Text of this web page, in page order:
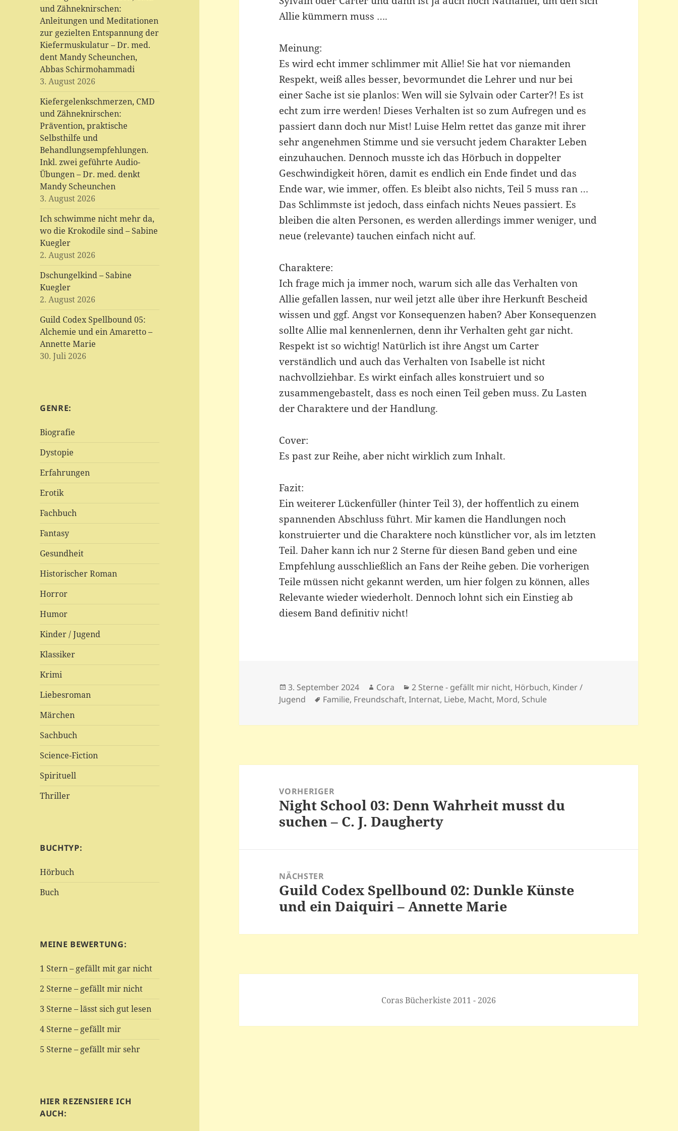
und Zähneknirschen:
Anleitungen und Meditationen
zur gezielten Entspannung der
Kiefermuskulatur – Dr. med.
dent Mandy Scheunchen,
Abbas Schirmohammadi
3. August 2026
Kiefergelenkschmerzen, CMD
und Zähneknirschen:
Prävention, praktische
Selbsthilfe und
Behandlungsempfehlungen.
Inkl. zwei geführte Audio-
Übungen – Dr. med. denkt
Mandy Scheunchen
3. August 2026
Ich schwimme nicht mehr da,
wo die Krokodile sind – Sabine
Kuegler
2. August 2026
Dschungelkind – Sabine
Kuegler
2. August 2026
Guild Codex Spellbound 05:
Alchemie und ein Amaretto –
Annette Marie
30. Juli 2026
GENRE:
Biografie
Dystopie
Erfahrungen
Erotik
Fachbuch
Fantasy
Gesundheit
Historischer Roman
Horror
Humor
Kinder / Jugend
Klassiker
Krimi
Liebesroman
Märchen
Sachbuch
Science-Fiction
Spirituell
Thriller
BUCHTYP:
Hörbuch
Buch
MEINE BEWERTUNG:
1 Stern – gefällt mit gar nicht
2 Sterne – gefällt mir nicht
3 Sterne – lässt sich gut lesen
4 Sterne – gefällt mir
5 Sterne – gefällt mir sehr
HIER REZENSIERE ICH
AUCH:
Allie kümmern muss ….
Meinung:
Es wird echt immer schlimmer mit Allie! Sie hat vor niemanden
Respekt, weiß alles besser, bevormundet die Lehrer und nur bei
einer Sache ist sie planlos: Wen will sie Sylvain oder Carter?! Es ist
echt zum irre werden! Dieses Verhalten ist so zum Aufregen und es
passiert dann doch nur Mist! Luise Helm rettet das ganze mit ihrer
sehr angenehmen Stimme und sie versucht jedem Charakter Leben
einzuhauchen. Dennoch musste ich das Hörbuch in doppelter
Geschwindigkeit hören, damit es endlich ein Ende findet und das
Ende war, wie immer, offen. Es bleibt also nichts, Teil 5 muss ran …
Das Schlimmste ist jedoch, dass einfach nichts Neues passiert. Es
bleiben die alten Personen, es werden allerdings immer weniger, und
neue (relevante) tauchen einfach nicht auf.
Charaktere:
Ich frage mich ja immer noch, warum sich alle das Verhalten von
Allie gefallen lassen, nur weil jetzt alle über ihre Herkunft Bescheid
wissen und ggf. Angst vor Konsequenzen haben? Aber Konsequenzen
sollte Allie mal kennenlernen, denn ihr Verhalten geht gar nicht.
Respekt ist so wichtig! Natürlich ist ihre Angst um Carter
verständlich und auch das Verhalten von Isabelle ist nicht
nachvollziehbar. Es wirkt einfach alles konstruiert und so
zusammengebastelt, dass es noch einen Teil geben muss. Zu Lasten
der Charaktere und der Handlung.
Cover:
Es past zur Reihe, aber nicht wirklich zum Inhalt.
Fazit:
Ein weiterer Lückenfüller (hinter Teil 3), der hoffentlich zu einem
spannenden Abschluss führt. Mir kamen die Handlungen noch
konstruierter und die Charaktere noch künstlicher vor, als im letzten
Teil. Daher kann ich nur 2 Sterne für diesen Band geben und eine
Empfehlung ausschließlich an Fans der Reihe geben. Die vorherigen
Teile müssen nicht gekannt werden, um hier folgen zu können, alles
Relevante wieder wiederholt. Dennoch lohnt sich ein Einstieg ab
diesem Band definitiv nicht!
Veröffentlicht
am
3. September 2024 Autor
Cora Kategorien
2 Sterne - gefällt mir nicht, Hörbuch, Kinder /
Jugend
Schlagwörter
Familie, Freundschaft,Internat, Liebe, Macht, Mord, Schule
VORHERIGER
Vorheriger
Beitrag:
Night School 03: Denn Wahrheit musst du
suchen – C. J. Daugherty
NÄCHSTER
Nächster
Beitrag:
Guild Codex Spellbound 02: Dunkle Künste
und ein Daiquiri – Annette Marie
Coras Bücherkiste 2011 - 2026